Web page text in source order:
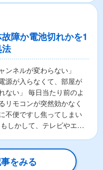
障か電池切れかを1
ンネルが変わらない」
源が入らなくて、部屋が
ない」 毎日当たり前のよ
リモコンが突然効かなく
不便ですし焦ってしまい
しかして、テレビやエア
をみる